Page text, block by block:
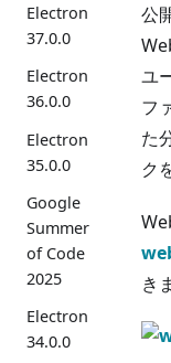
Electron
37.0.0
Electron
36.0.0
Electron
35.0.0
Google
Summer
of Code
2025
Electron
34.0.0
公
ユ
フ
た
ク
き